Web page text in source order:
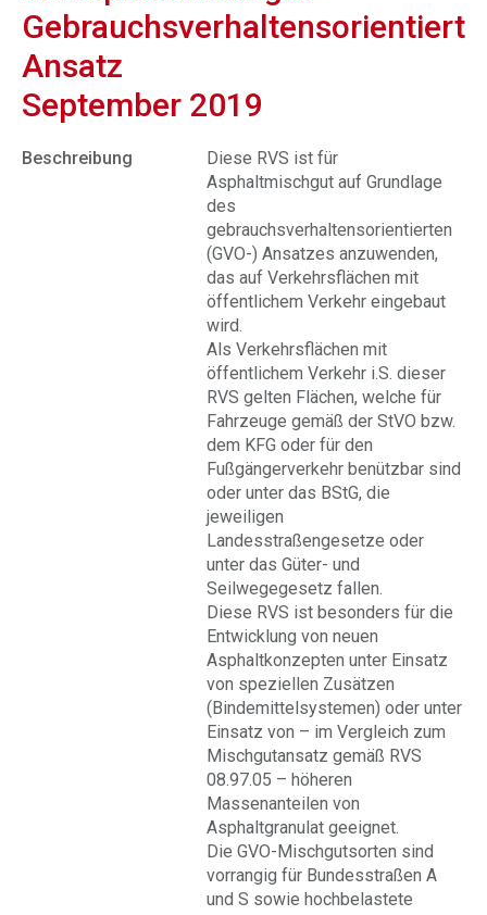
Ansatz
September 2019
Beschreibung
Diese RVS ist für
Asphaltmischgut auf Grundlage
des
gebrauchsverhaltensorientierten
(GVO-) Ansatzes anzuwenden,
das auf Verkehrsflächen mit
öffentlichem Verkehr eingebaut
wird.
Als Verkehrsflächen mit
öffentlichem Verkehr i.S. dieser
RVS gelten Flächen, welche für
Fahrzeuge gemäß der StVO bzw.
dem KFG oder für den
Fußgängerverkehr benützbar sind
oder unter das BStG, die
jeweiligen
Landesstraßengesetze oder
unter das Güter- und
Seilwegegesetz fallen.
Diese RVS ist besonders für die
Entwicklung von neuen
Asphaltkonzepten unter Einsatz
von speziellen Zusätzen
(Bindemittelsystemen) oder unter
Einsatz von – im Vergleich zum
Mischgutansatz gemäß RVS
08.97.05 – höheren
Massenanteilen von
Asphaltgranulat geeignet.
Die GVO-Mischgutsorten sind
vorrangig für Bundesstraßen A
und S sowie hochbelastete